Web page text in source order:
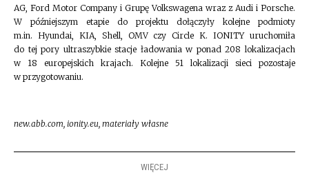
AG, Ford Motor Company i Grupę Volkswagena wraz z Audi i Porsche.
W późniejszym etapie do projektu dołączyły kolejne podmioty
m.in. Hyundai, KIA, Shell, OMV czy Circle K. IONITY uruchomiła
do tej pory ultraszybkie stacje ładowania w ponad 208 lokalizacjach
w 18 europejskich krajach. Kolejne 51 lokalizacji sieci pozostaje
w przygotowaniu.
new.abb.com, ionity.eu, materiały własne
WIĘCEJ